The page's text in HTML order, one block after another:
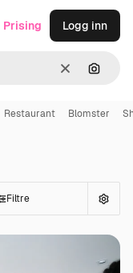
Slett Søk
Prising Logg inn
Restaurant Blomster
Filtre